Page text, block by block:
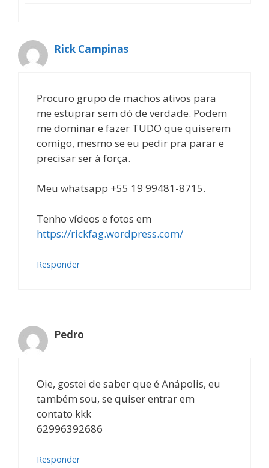
Rick Campinas
Procuro grupo de machos ativos para
me estuprar sem dó de verdade. Podem
me dominar e fazer TUDO que quiserem
comigo, mesmo se eu pedir pra parar e
precisar ser à força.
Meu whatsapp +55 19 99481-8715.
Tenho vídeos e fotos em
https://rickfag.wordpress.com/
Responder
Pedro
Oie, gostei de saber que é Anápolis, eu
também sou, se quiser entrar em
contato kkk
62996392686
Responder